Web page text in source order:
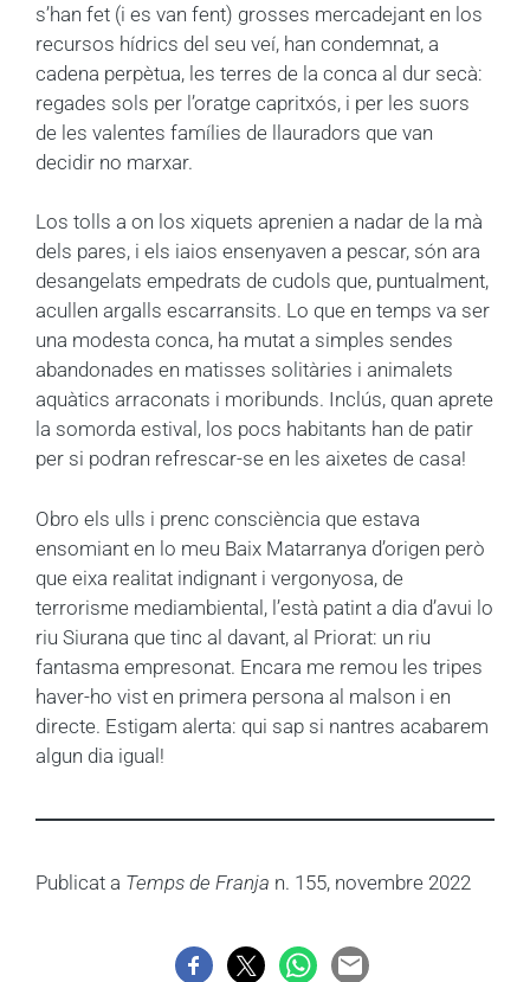
s’han fet (i es van fent) grosses mercadejant en los
recursos hídrics del seu veí, han condemnat, a
cadena perpètua, les terres de la conca al dur secà:
regades sols per l’oratge capritxós, i per les suors
de les valentes famílies de llauradors que van
decidir no marxar.
Los tolls a on los xiquets aprenien a nadar de la mà
dels pares, i els iaios ensenyaven a pescar, són ara
desangelats empedrats de cudols que, puntualment,
acullen argalls escarransits. Lo que en temps va ser
una modesta conca, ha mutat a simples sendes
abandonades en matisses solitàries i animalets
aquàtics arraconats i moribunds. Inclús, quan aprete
la somorda estival, los pocs habitants han de patir
per si podran refrescar-se en les aixetes de casa!
Obro els ulls i prenc consciència que estava
ensomiant en lo meu Baix Matarranya d’origen però
que eixa realitat indignant i vergonyosa, de
terrorisme mediambiental, l’està patint a dia d’avui lo
riu Siurana que tinc al davant, al Priorat: un riu
fantasma empresonat. Encara me remou les tripes
haver-ho vist en primera persona al malson i en
directe. Estigam alerta: qui sap si nantres acabarem
algun dia igual!
Publicat a Temps de Franja n. 155, novembre 2022